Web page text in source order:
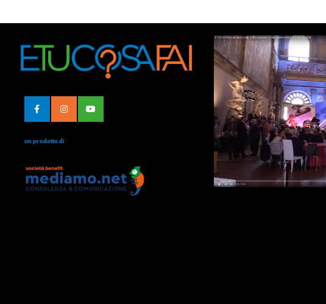
un prodotto di